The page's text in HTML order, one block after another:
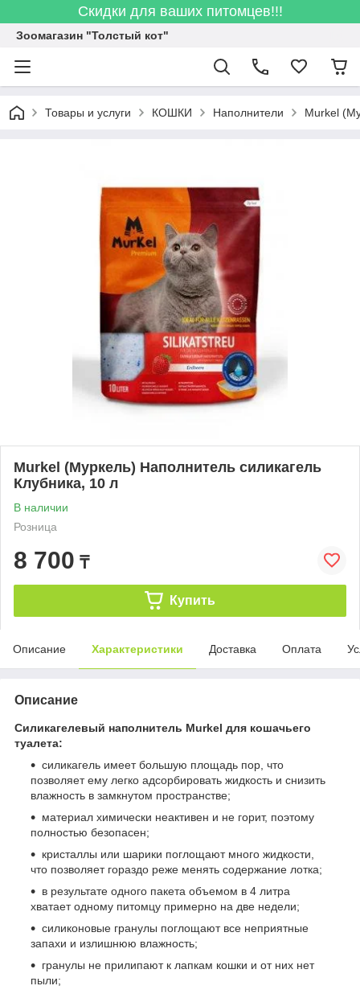
Скидки для ваших питомцев!!!
Зоомагазин "Толстый кот"
Товары и услуги КОШКИ Наполнители Murkel
Murkel (Муркель) Наполнитель силикагель
Клубника, 10 л
В наличии
Розница
8 700 ₸
Купить
Описание Характеристики Доставка Оплата
Описание
Силикагелевый наполнитель Murkel для кошачьего
туалета:
силикагель имеет большую площадь пор, что
позволяет ему легко адсорбировать жидкость и снизить
влажность в замкнутом пространстве;
материал химически неактивен и не горит, поэтому
полностью безопасен;
кристаллы или шарики поглощают много жидкости,
что позволяет гораздо реже менять содержание лотка;
в результате одного пакета объемом в 4 литра
хватает одному питомцу примерно на две недели;
силиконовые гранулы поглощают все неприятные
запахи и излишнюю влажность;
гранулы не прилипают к лапкам кошки и от них нет
пыли;